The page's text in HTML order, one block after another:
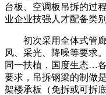
台板、空调板吊拆的过
业企业技强人才配备类
初次采用全体式管廊
风、采光、降噪等要求
同一扶植，国度生态…
要求，吊拆钢梁的制做
架楼承板（免拆或可拆